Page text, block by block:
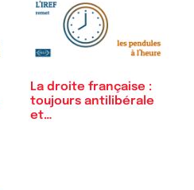
La droite française :
toujours antilibérale
et…